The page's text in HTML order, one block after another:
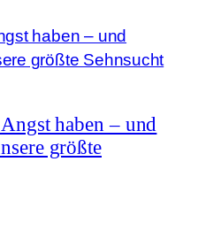
haben – und
größte